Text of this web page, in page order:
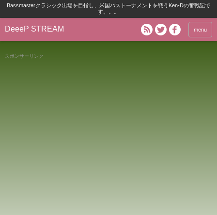
Bassmasterクラシック出場を目指し、米国バストーナメントを戦うKen-Dの奮戦記で
す。。。
DeeeP STREAM menu
スポンサーリンク